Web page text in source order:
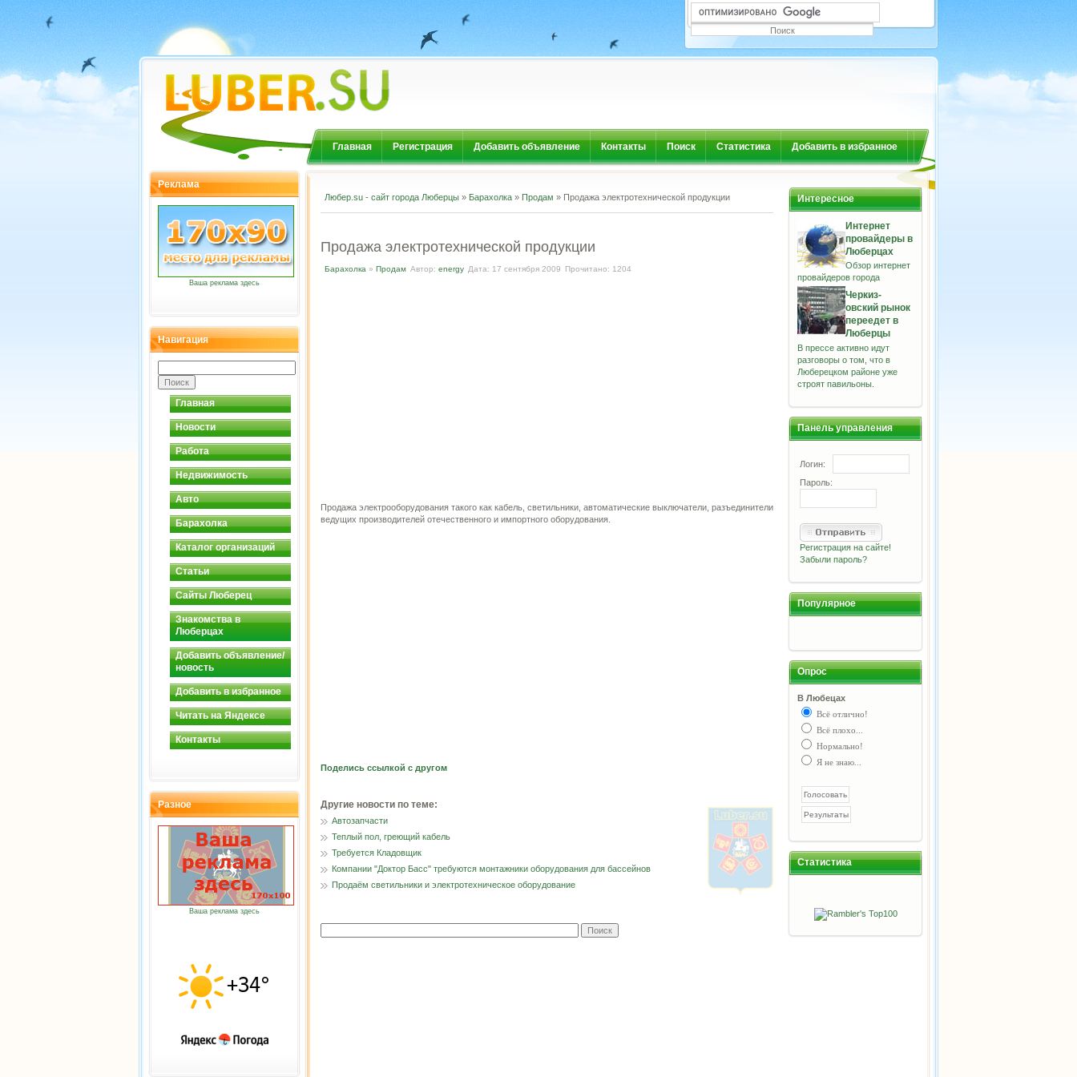
Главная Регистрация Добавить объявление Контакты Поиск Статистика Добавить в избранное
Реклама
Ваша реклама здесь
Навигация
Главная
Новости
Работа
Недвижимость
Авто
Барахолка
Каталог организаций
Статьи
Сайты Люберец
Знакомства в
Люберцах
Добавить объявление/
новость
Добавить в избранное
Читать на Яндексе
Контакты
Разное
Ваша реклама здесь
Любер.su - сайт города Люберцы » Барахолка » Продам » Продажа электротехнической продукции
Продажа электротехнической продукции
Барахолка » Продам Автор: energy Дата: 17 сентября 2009 Прочитано: 1204
Продажа электрооборудования такого как кабель, светильники, автоматические выключатели, разъединители
ведущих производителей отечественного и импортного оборудования.
Поделись ссылкой с другом
Другие новости по теме:
Автозапчасти
Теплый пол, греющий кабель
Требуется Кладовщик
Компании "Доктор Басс" требуются монтажники оборудования для бассейнов
Продаём светильники и электротехническое оборудование
Интересное
Интернет
провайдеры в
Люберцах
Обзор интернет
провайдеров города
Черкиз-
овский рынок
переедет в
Люберцы
В прессе активно идут
разговоры о том, что в
Люберецком районе уже
строят павильоны.
Панель управления
Логин:
Пароль:
Регистрация на сайте!
Забыли пароль?
Популярное
Опрос
В Любецах
Всё отлично!
Всё плохо...
Нормально!
Я не знаю...
Статистика